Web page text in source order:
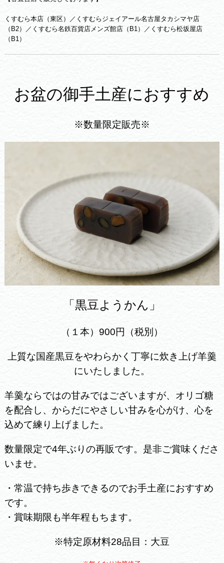
くすむら本店（東区）／くすむらジェイアール名古屋タカシマヤ店
（B2）／くすむら名鉄百貨店メンズ館店（B1）／くすむら松坂屋店
（B1）
お盆の御手土産におすすめ
※数量限定販売※
「黒豆ようかん」
（１本）900円（税別）
上質な国産黒豆をやわらかく丁寧に炊き上げ羊羹
にいたしました。
羊羹ならではの甘みではございますが、オリゴ糖
を配合し、からだにやさしい甘みを心がけ、心を
込めて練り上げました。
数量限定で4年ぶりの再販です。是非ご賞味くださ
いませ。
・常温で持ち歩きできるのでお手土産におすすめ
です。
・賞味期限も半年程もちます。
※特定原材料28品目：大豆